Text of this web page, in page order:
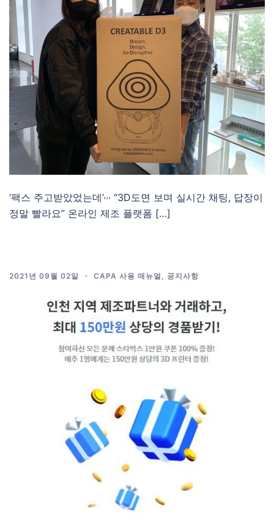
‘팩스 주고받았었는데’··· “3D도면 보며 실시간 채팅, 답장이
정말 빨라요” 온라인 제조 플랫폼 […]
2021년 09월 02일 CAPA 사용 매뉴얼 공지사항